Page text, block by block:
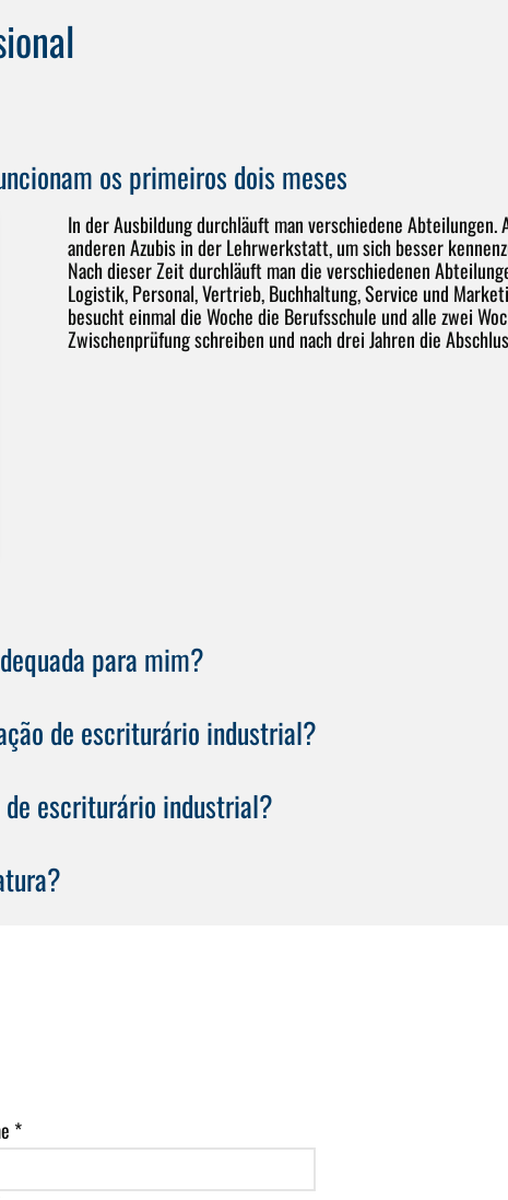
os primeiros dois meses
In der Ausbildung durchläuft man verschiedene
anderen Azubis in der Lehrwerkstatt, um sich besser
Nach dieser Zeit durchläuft man die verschiedenen
Logistik, Personal, Vertrieb, Buchhaltung, Service und
besucht einmal die Woche die Berufsschule und alle zwei
Zwischenprüfung schreiben und nach drei Jahren die
para mim?
de escriturário industrial?
de escriturário industrial?
*